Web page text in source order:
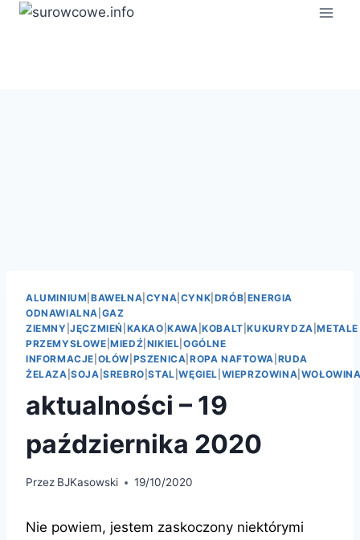
Przejdź
ALUMINIUM BAWEŁNA CYNA CYNK DRÓB ENERGIA
ODNAWIALNA GAZ
ZIEMNY |JĘCZMIEŃ KAKAO |KAWA |KOBALT |KUKURYDZA |METALE
PRZEMYSŁOWE |MIEDŹ NIKIEL OGÓLNE
INFORMACJE OŁÓW PSZENICA ROPA NAFTOWA RUDA
ŻELAZA |SOJA |SREBRO |STAL |WĘGIEL WIEPRZOWINA
aktualności – 19
października 2020
Przez BJKasowski 19/10/2020
Nie powiem, jestem zaskoczony niektórymi